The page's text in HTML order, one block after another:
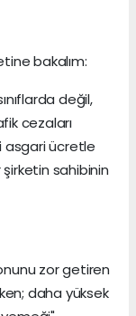
bakalım:
değil,
cezaları
asgari ücretle
şirketin sahibinin
zor getiren
daha yüksek